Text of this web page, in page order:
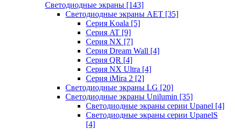
Светодиодные экраны [143]
Светодиодные экраны AET [35]
Cерия Koala [5]
Серия AT [9]
Серия NX [7]
Серия Dream Wall [4]
Серия QR [4]
Серия NX Ultra [4]
Серия iMira 2 [2]
Светодиодные экраны LG [20]
Светодиодные экраны Unilumin [35]
Светодиодные экраны серии Upanel [4]
Светодиодные экраны серии UpanelS
[4]